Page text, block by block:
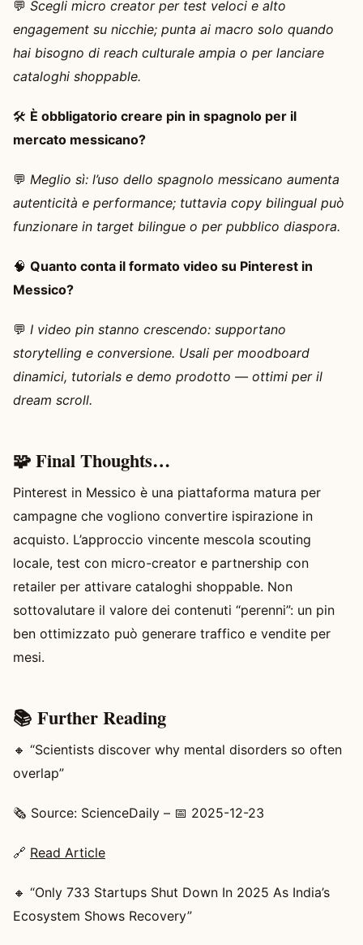
💬 Scegli micro creator per test veloci e alto
engagement su nicchie; punta ai macro solo quando
hai bisogno di reach culturale ampia o per lanciare
cataloghi shoppable.
🛠️ È obbligatorio creare pin in spagnolo per il
mercato messicano?
💬 Meglio sì: l’uso dello spagnolo messicano aumenta
autenticità e performance; tuttavia copy bilingual può
funzionare in target bilingue o per pubblico diaspora.
🧠 Quanto conta il formato video su Pinterest in
Messico?
💬 I video pin stanno crescendo: supportano
storytelling e conversione. Usali per moodboard
dinamici, tutorials e demo prodotto — ottimi per il
dream scroll.
🧩 Final Thoughts…
Pinterest in Messico è una piattaforma matura per
campagne che vogliono convertire ispirazione in
acquisto. L’approccio vincente mescola scouting
locale, test con micro-creator e partnership con
retailer per attivare cataloghi shoppable. Non
sottovalutare il valore dei contenuti “perenni”: un pin
ben ottimizzato può generare traffico e vendite per
mesi.
📚 Further Reading
🔸 “Scientists discover why mental disorders so often
overlap”
🗞️ Source: ScienceDaily – 📅 2025-12-23
🔗 Read Article
🔸 “Only 733 Startups Shut Down In 2025 As India’s
Ecosystem Shows Recovery”